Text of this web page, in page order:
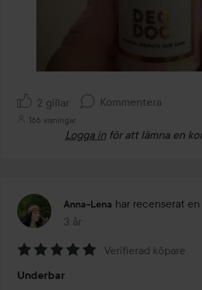
2 gillar Kommentera
166 visningar
Logga in för att lämna en
Anna-Lena har recenserat
3 år
Inlägget skapades 3 år
5
Verifierad köpare
Underbar